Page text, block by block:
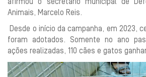
afirmou o secretário municipal de
Animais, Marcelo Reis.
Desde o início da campanha, em 2023,
foram adotados. Somente no ano
ações realizadas, 110 cães e gatos